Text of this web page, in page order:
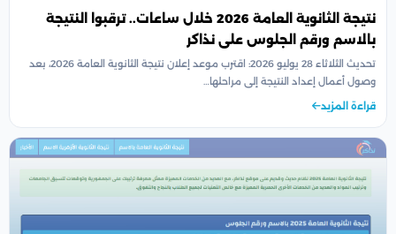
نتيجة الثانوية العامة 2026 خلال ساعات.. ترقبوا النتيجة
بالاسم ورقم الجلوس على نذاكر
تحديث الثلاثاء 28 يوليو 2026: اقترب موعد إعلان نتيجة الثانوية العامة 2026، بعد
وصول أعمال إعداد النتيجة إلى مراحلها…
قراءة المزيد